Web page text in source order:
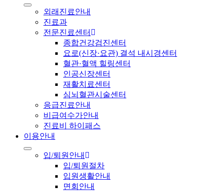
외래진료안내
진료과
전문진료센터
종합건강검진센터
요로(신장·요관) 결석 내시경센터
혈관·혈액 힐링센터
인공신장센터
재활치료센터
심뇌혈관시술센터
응급진료안내
비급여수가안내
진료비 하이패스
이용안내
입/퇴원안내
입/퇴원절차
입원생활안내
면회안내